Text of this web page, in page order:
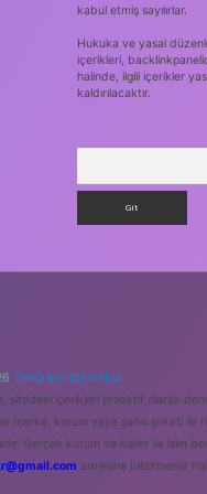
kabul etmiş sayılırlar.
Hukuka ve yasal
içerikleri,
halinde, ilgili içerikler
kaldırılacaktır.
Telegram: @karabul
sitedeki içerikleri proaktif olarak
kurum veya şahıs şirketi ile
Gerçek kurum ve kişiler ile isim
adresine bildirmeniz